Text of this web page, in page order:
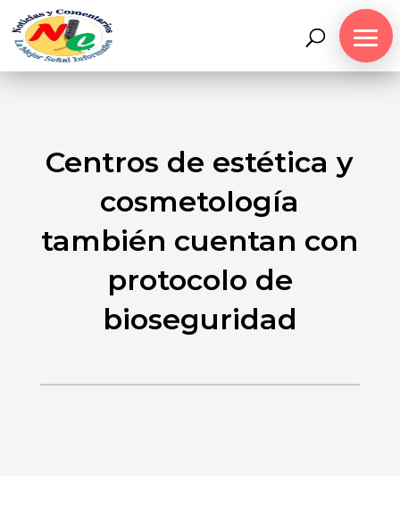
Centros de estética y
cosmetología
también cuentan con
protocolo de
bioseguridad